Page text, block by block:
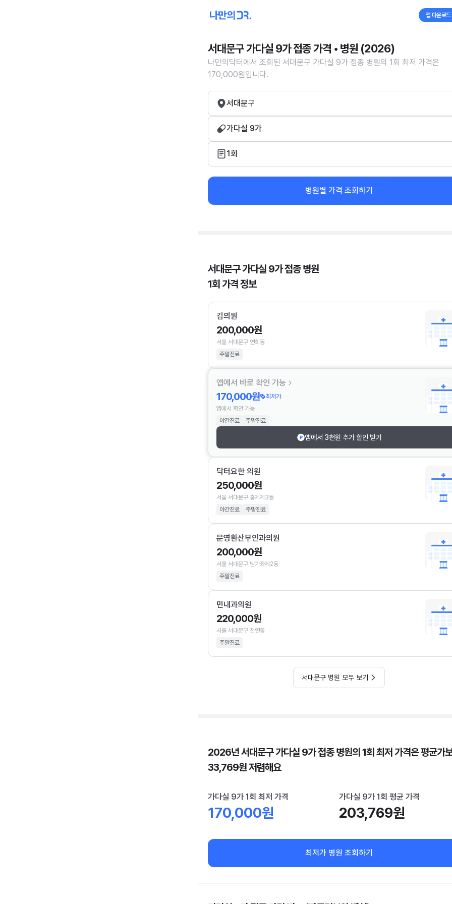
앱 다운로드
서대문구 가다실 9가 접종 가격 • 병원 (2026)
나만의닥터에서 조회된 서대문구 가다실 9가 접종 병원의 1회 최저 가격은
170,000원입니다.
서대문구
가다실 9가
1회
병원별 가격 조회하기
서대문구 가다실 9가 접종 병원
1회 가격 정보
김의원
200,000원
서울 서대문구 연희동
주말진료
앱에서 바로 확인 가능
170,000원
최저가
앱에서 확인 가능
야간진료
주말진료
앱에서 3천원 추가 할인 받기
닥터요한 의원
250,000원
서울 서대문구 홍제제3동
야간진료
주말진료
문영환산부인과의원
200,000원
서울 서대문구 남가좌제2동
주말진료
민내과의원
220,000원
서울 서대문구 천연동
주말진료
서대문구 병원 모두 보기
2026년 서대문구 가다실 9가 접종 병원의 1회 최저 가격은 평균가
33,769원 저렴해요
가다실 9가 1회 최저 가격
170,000원
가다실 9가 1회 평균 가격
203,769원
최저가 병원 조회하기